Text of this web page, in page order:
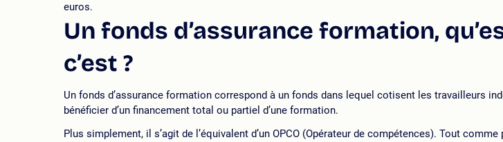
euros.
Un fonds d’assurance formation,
c’est ?
Un fonds d’assurance formation correspond à un fonds dans lequel cotisent les travailleurs
bénéficier d’un financement total ou partiel d’une formation.
Plus simplement, il s’agit de l’équivalent d’un OPCO (Opérateur de compétences). Tout